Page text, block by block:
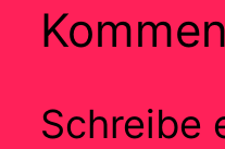
Schreibe